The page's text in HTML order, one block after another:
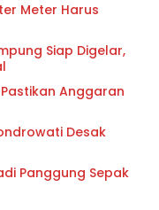
Meter Harus
Siap Digelar,
Pastikan Anggaran
Desak
Panggung Sepak